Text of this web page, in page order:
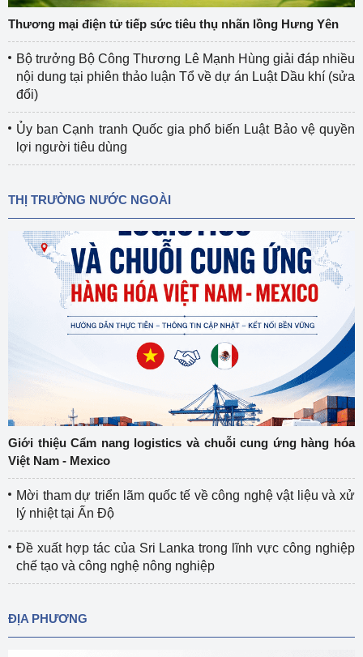
Thương mại điện tử tiếp sức tiêu thụ nhãn lồng Hưng Yên
Bộ trưởng Bộ Công Thương Lê Mạnh Hùng giải đáp nhiều
nội dung tại phiên thảo luận Tổ về dự án Luật Dầu khí (sửa
đổi)
Ủy ban Cạnh tranh Quốc gia phổ biến Luật Bảo vệ quyền
lợi người tiêu dùng
THỊ TRƯỜNG NƯỚC NGOÀI
Giới thiệu Cẩm nang logistics và chuỗi cung ứng hàng hóa
Việt Nam - Mexico
Mời tham dự triển lãm quốc tế về công nghệ vật liệu và xử
lý nhiệt tại Ấn Độ
Đề xuất hợp tác của Sri Lanka trong lĩnh vực công nghiệp
chế tạo và công nghệ nông nghiệp
ĐỊA PHƯƠNG